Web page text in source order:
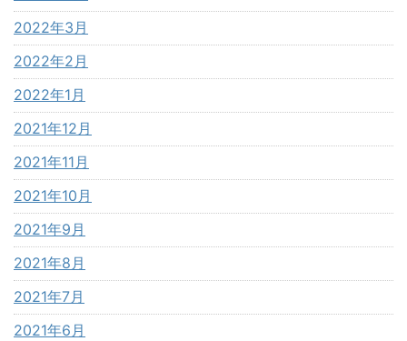
2022年3月
2022年2月
2022年1月
2021年12月
2021年11月
2021年10月
2021年9月
2021年8月
2021年7月
2021年6月